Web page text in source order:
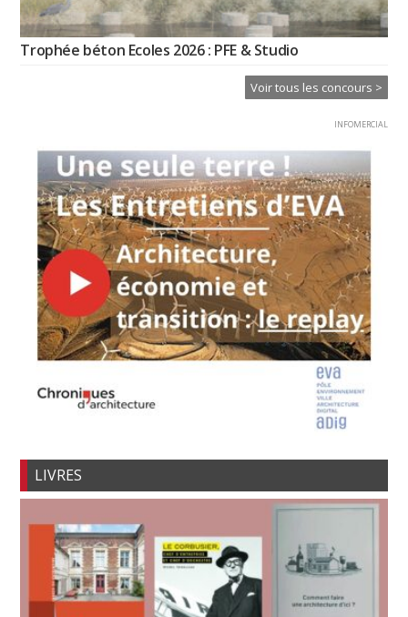
Trophée béton Ecoles 2026 : PFE & Studio
Voir tous les concours >
INFOMERCIAL
LIVRES